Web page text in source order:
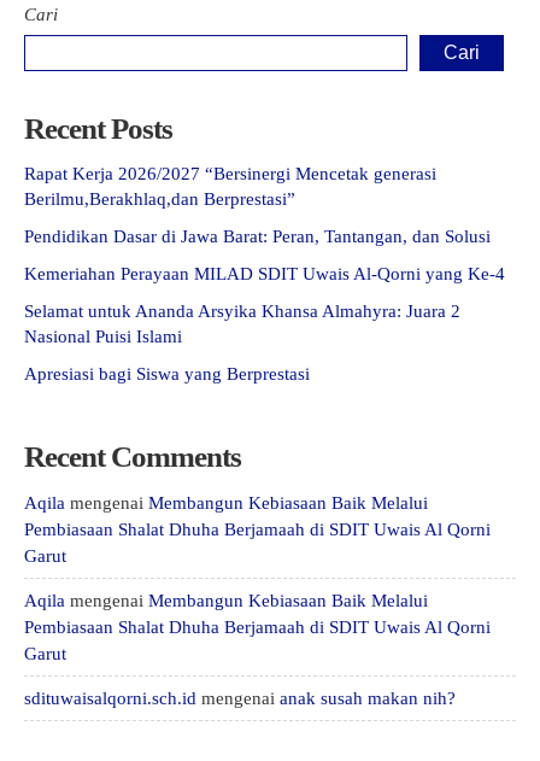
Cari
Cari
Recent Posts
Rapat Kerja 2026/2027 “Bersinergi Mencetak generasi
Berilmu,Berakhlaq,dan Berprestasi”
Pendidikan Dasar di Jawa Barat: Peran, Tantangan, dan Solusi
Kemeriahan Perayaan MILAD SDIT Uwais Al-Qorni yang Ke-4
Selamat untuk Ananda Arsyika Khansa Almahyra: Juara 2
Nasional Puisi Islami
Apresiasi bagi Siswa yang Berprestasi
Recent Comments
Aqila mengenai Membangun Kebiasaan Baik Melalui
Pembiasaan Shalat Dhuha Berjamaah di SDIT Uwais Al Qorni
Garut
Aqila mengenai Membangun Kebiasaan Baik Melalui
Pembiasaan Shalat Dhuha Berjamaah di SDIT Uwais Al Qorni
Garut
sdituwaisalqorni.sch.id mengenai anak susah makan nih?